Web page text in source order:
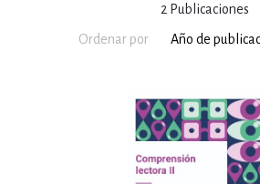
2 Publicaciones
Ordenar por